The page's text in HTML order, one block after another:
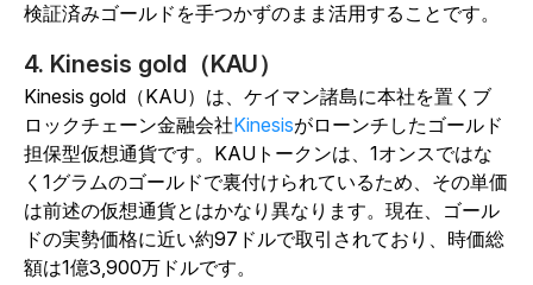
検証済みゴールドを手つかずのまま活用することです。
4. Kinesis gold（KAU）
Kinesis gold（KAU）は、ケイマン諸島に本社を置くブ
ロックチェーン金融会社Kinesisがローンチしたゴールド
担保型仮想通貨です。KAUトークンは、1オンスではな
く1グラムのゴールドで裏付けられているため、その単価
は前述の仮想通貨とはかなり異なります。現在、ゴール
ドの実勢価格に近い約97ドルで取引されており、時価総
額は1億3,900万ドルです。